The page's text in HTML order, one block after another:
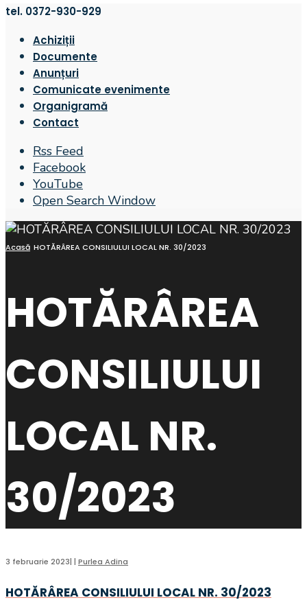
tel. 0372-930-929
Achiziții
Documente
Anunțuri
Comunicate evenimente
Organigramă
Contact
Rss Feed
Facebook
YouTube
Open Search Window
Acasă HOTĂRÂREA CONSILIULUI LOCAL NR. 30/2023
HOTĂRÂREA
CONSILIULUI
LOCAL NR.
30/2023
3 februarie 2023| | Purlea Adina
HOTĂRÂREA CONSILIULUI LOCAL NR. 30/2023